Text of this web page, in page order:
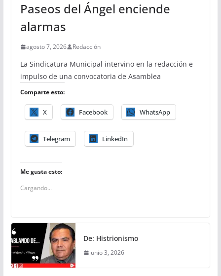
Paseos del Ángel enciende
alarmas
agosto 7, 2026 Redacción
La Sindicatura Municipal intervino en la redacción e
impulso de una convocatoria de Asamblea
Comparte esto:
X Facebook WhatsApp
Telegram LinkedIn
Me gusta esto:
Cargando...
De: Histrionismo
junio 3, 2026